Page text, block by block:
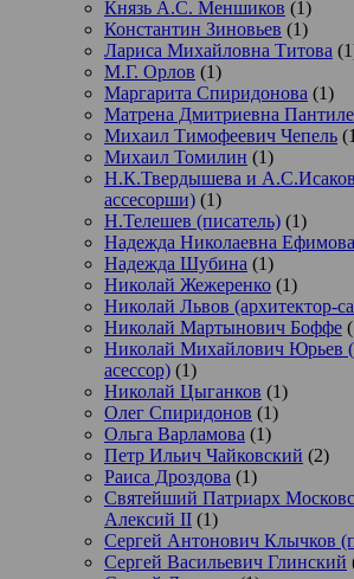
Князь А.С. Меншиков (1)
Константин Зиновьев (1)
Лариса Михайловна Титова
М.Г. Орлов (1)
Маргарита Спиридонова (1)
Матрена Дмитриевна
Михаил Тимофеевич Чепель
Михаил Томилин (1)
Н.К.Твердышева и
ассесорши) (1)
Н.Телешев (писатель) (1)
Надежда Николаевна Ефимова
Надежда Шубина (1)
Николай Жежеренко (1)
Николай Львов (архитектор-
Николай Мартынович Боффе
Николай Михайлович Юрьев
асессор) (1)
Николай Цыганков (1)
Олег Спиридонов (1)
Ольга Варламова (1)
Петр Ильич Чайковский (2)
Раиса Дроздова (1)
Святейший Патриарх
Алексий II (1)
Сергей Антонович Клычков
Сергей Васильевич Глинский